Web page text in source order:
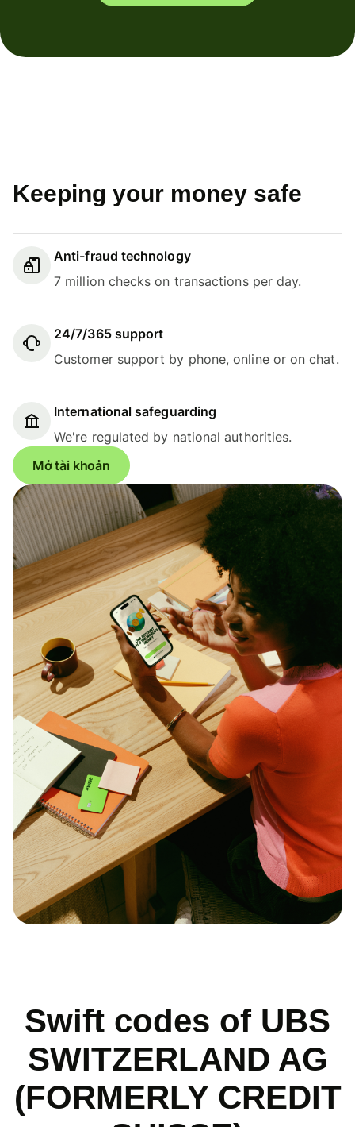
Keeping your money safe
Anti-fraud technology
7 million checks on transactions per day.
24/7/365 support
Customer support by phone, online or on chat.
International safeguarding
We're regulated by national authorities.
Mở tài khoản
Swift codes of UBS
SWITZERLAND AG
(FORMERLY CREDIT